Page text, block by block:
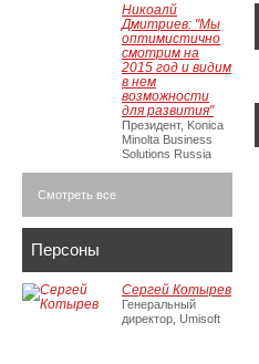
Никоалй
Дмитриев: "Мы
оптимистично
смотрим на
2015 год и видим
в нем
возможности
для развития"
Президент, Konica
Minolta Business
Solutions Russia
Смотреть все
Персоны
Сергей Котырев
Генеральный
директор, Umisoft